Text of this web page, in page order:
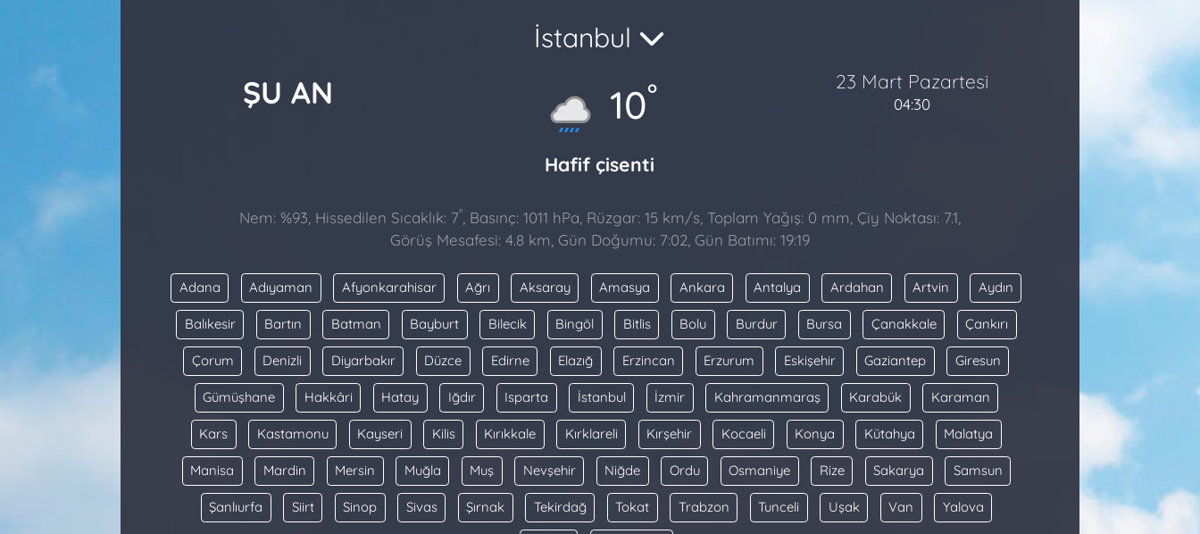
ŞU AN
İstanbul
10°
Hafif çisenti
23 Mart Pazartesi
04:30
Nem: %93, Hissedilen Sıcaklık: 7° , Basınç: 1011 hPa, Rüzgar: 15 km/s, Toplam Yağış: 0 mm, Çiy Noktası: 7.1,
Görüş Mesafesi: 4.8 km, Gün Doğumu: 7:02, Gün Batımı: 19:19
Adana Adıyaman Afyonkarahisar Ağrı Aksaray Amasya Ankara Antalya Ardahan Artvin Aydın
Balıkesir Bartın Batman Bayburt Bilecik Bingöl Bitlis Bolu Burdur Bursa Çanakkale Çankırı
Çorum Denizli Diyarbakır Düzce Edirne Elazığ Erzincan Erzurum Eskişehir Gaziantep Giresun
Gümüşhane Hakkâri Hatay Iğdır Isparta İstanbul İzmir Kahramanmaraş Karabük Karaman
Kars Kastamonu Kayseri Kilis Kırıkkale Kırklareli Kırşehir Kocaeli Konya Kütahya Malatya
Manisa Mardin Mersin Muğla Muş Nevşehir Niğde Ordu Osmaniye Rize Sakarya Samsun
Şanlıurfa Siirt Sinop Sivas Şırnak Tekirdağ Tokat Trabzon Tunceli Uşak Van Yalova